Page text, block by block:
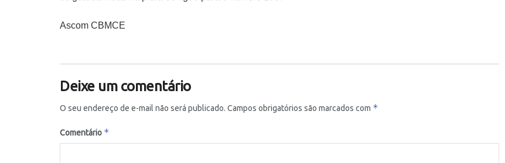
Ascom CBMCE
Deixe um comentário
O seu endereço de e-mail não será publicado. Campos obrigatórios são marcados com *
Comentário *